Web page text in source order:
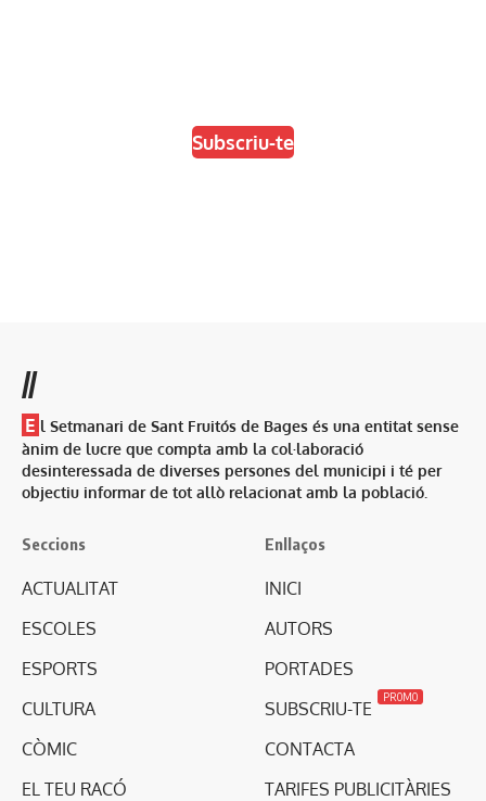
Subscriu-te
//
E l Setmanari de Sant Fruitós de Bages és una entitat sense
ànim de lucre que compta amb la col·laboració
desinteressada de diverses persones del municipi i té per
objectiu informar de tot allò relacionat amb la població.
Seccions
ACTUALITAT
ESCOLES
ESPORTS
CULTURA
CÒMIC
EL TEU RACÓ
Enllaços
INICI
AUTORS
PORTADES
SUBSCRIU-TE
PROMO
CONTACTA
TARIFES PUBLICITÀRIES